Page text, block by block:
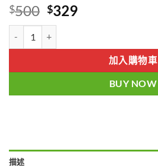
$500 Original
price
was:
$500.
$329Current
$329.加入購物車
BUY NOW
描述